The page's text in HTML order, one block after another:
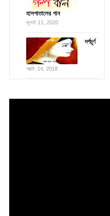
হাসপাতালের গান
জুলাই 11, 2020
দর্পচূর্ণ
অক্টো. 14, 2018